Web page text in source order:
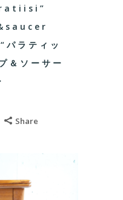
ラティッ
＆ソーサー
Share